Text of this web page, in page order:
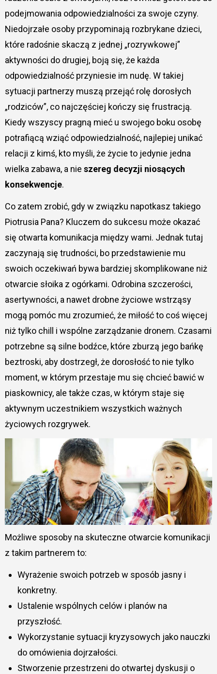
podejmowania odpowiedzialności za swoje czyny.
Niedojrzałe osoby przypominają rozbrykane dzieci,
które radośnie skaczą z jednej „rozrywkowej”
aktywności do drugiej, boją się, że każda
odpowiedzialność przyniesie im nudę. W takiej
sytuacji partnerzy muszą przejąć rolę dorosłych
„rodziców”, co najczęściej kończy się frustracją.
Kiedy wszyscy pragną mieć u swojego boku osobę
potrafiącą wziąć odpowiedzialność, najlepiej unikać
relacji z kimś, kto myśli, że życie to jedynie jedna
wielka zabawa, a nie szereg decyzji niosących
konsekwencje.
Co zatem zrobić, gdy w związku napotkasz takiego
Piotrusia Pana? Kluczem do sukcesu może okazać
się otwarta komunikacja między wami. Jednak tutaj
zaczynają się trudności, bo przedstawienie mu
swoich oczekiwań bywa bardziej skomplikowane niż
otwarcie słoika z ogórkami. Odrobina szczerości,
asertywności, a nawet drobne życiowe wstrząsy
mogą pomóc mu zrozumieć, że miłość to coś więcej
niż tylko chill i wspólne zarządzanie dronem. Czasami
potrzebne są silne bodźce, które zburzą jego bańkę
beztroski, aby dostrzegł, że dorosłość to nie tylko
moment, w którym przestaje mu się chcieć bawić w
piaskownicy, ale także czas, w którym staje się
aktywnym uczestnikiem wszystkich ważnych
życiowych rozgrywek.
Możliwe sposoby na skuteczne otwarcie komunikacji
z takim partnerem to:
Wyrażenie swoich potrzeb w sposób jasny i
konkretny.
Ustalenie wspólnych celów i planów na
przyszłość.
Wykorzystanie sytuacji kryzysowych jako nauczki
do omówienia dojrzałości.
Stworzenie przestrzeni do otwartej dyskusji o